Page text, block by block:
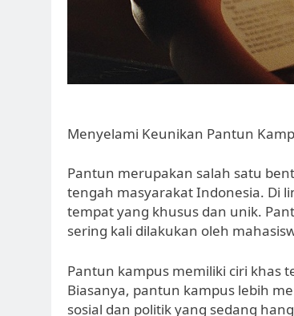
Menyelami Keunikan Pantun
Pantun merupakan salah satu
tengah masyarakat Indonesia. Di
tempat yang khusus dan unik.
sering kali dilakukan oleh
Pantun kampus memiliki ciri khas
Biasanya, pantun kampus lebih
sosial dan politik yang sedang